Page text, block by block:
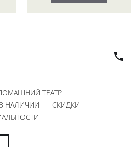
ТЕАТР
НАЛИЧИИ
СКИДКИ